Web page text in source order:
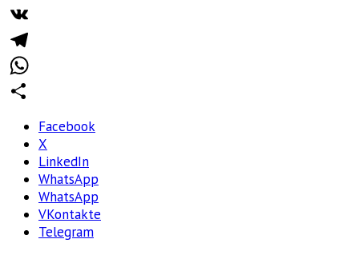
Facebook
VK
Telegram
WhatsApp
Facebook
X
LinkedIn
WhatsApp
WhatsApp
VKontakte
Telegram